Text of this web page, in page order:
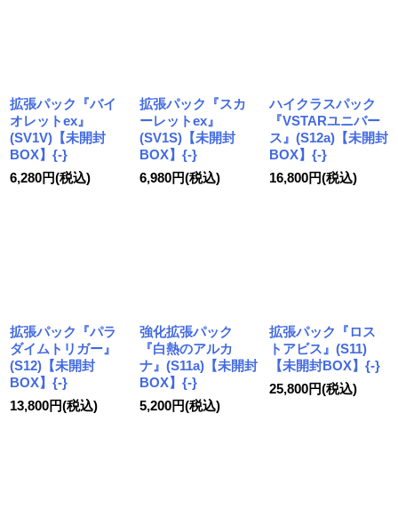
拡張パック『バイ
オレットex』
(SV1V)【未開封
BOX】{-}
6,280円(税込)
拡張パック『スカ
ーレットex』
(SV1S)【未開封
BOX】{-}
6,980円(税込)
ハイクラスパック
『VSTARユニバー
ス』(S12a)【未開封
BOX】{-}
16,800円(税込)
拡張パック『パラ
ダイムトリガー』
(S12)【未開封
BOX】{-}
13,800円(税込)
強化拡張パック
『白熱のアルカ
ナ』(S11a)【未開封
BOX】{-}
5,200円(税込)
拡張パック『ロス
トアビス』(S11)
【未開封BOX】{-}
25,800円(税込)